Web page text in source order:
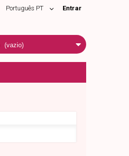
Entrar
Português PT
(vazio)